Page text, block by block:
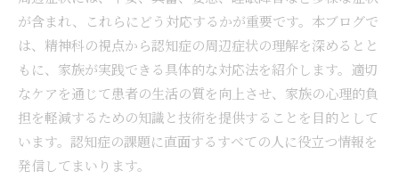
が含まれ、これらにどう対応するかが重要です。本ブログで
は、精神科の視点から認知症の周辺症状の理解を深めるとと
もに、家族が実践できる具体的な対応法を紹介します。適切
なケアを通じて患者の生活の質を向上させ、家族の心理的負
担を軽減するための知識と技術を提供することを目的として
います。認知症の課題に直面するすべての人に役立つ情報を
発信してまいります。